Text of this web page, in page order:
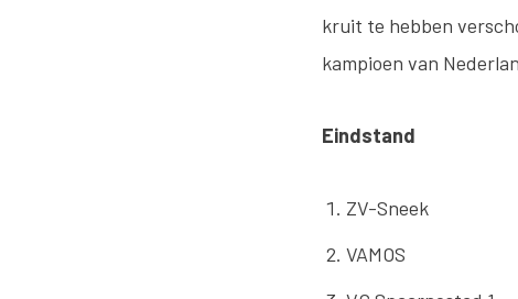
kruit te hebben
kampioen van
Eindstand
ZV-Sneek
VAMOS